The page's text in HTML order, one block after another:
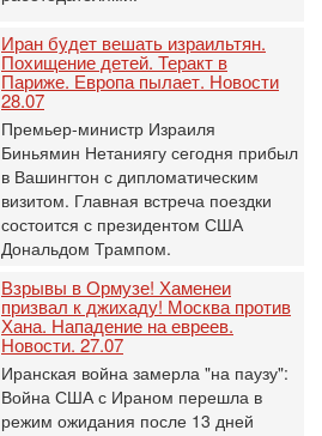
Иран будет вешать израильтян.
Похищение детей. Теракт в
Париже. Европа пылает. Новости
28.07
Премьер-министр Израиля
Биньямин Нетаниягу сегодня прибыл
в Вашингтон с дипломатическим
визитом. Главная встреча поездки
состоится с президентом США
Дональдом Трампом.
Взрывы в Ормузе! Хаменеи
призвал к джихаду! Москва против
Хана. Нападение на евреев.
Новости. 27.07
Иранская война замерла "на паузу":
Война США с Ираном перешла в
режим ожидания после 13 дней